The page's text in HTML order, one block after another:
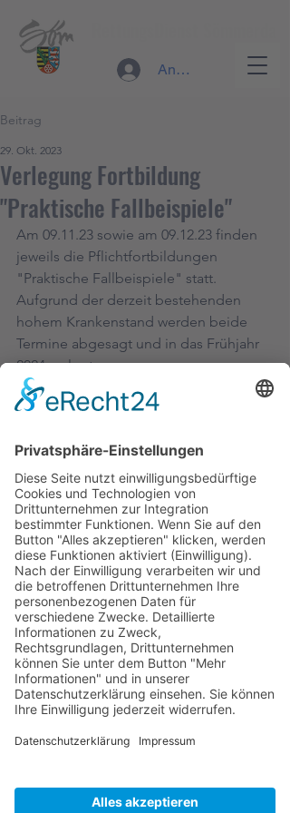
Anmelden
Beitrag
Verlegung Fortbildung
"Praktische Fallbeispiele"
29. Okt. 2023
Am 09.11.23 sowie am 09.12.23 finden
jeweils die Pflichtfortbildungen
"Praktische Fallbeispiele" statt.
Aufgrund der derzeit bestehenden
hohem Krankenstand werden beide
Termine abgesagt und in das Frühjahr
2024 verlegt.
Weitere Informationen können über
die RD-Leiter eingeholt werden.
Aktuelle Beiträge Alle ansehen